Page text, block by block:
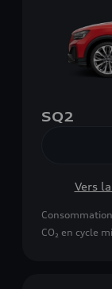
SQ2
Vers
CO₂ en cycle